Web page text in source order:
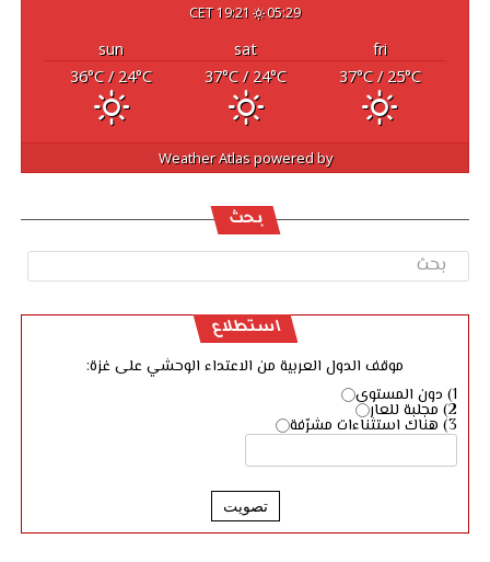
05:29
19:21 CET
fri
sat
sun
37°C/ 25°C
37°C/ 24°C
36°C/ 24°C
powered by
Weather Atlas
بحث
استطلاع
موقف الدول العربية من الاعتداء الوحشي على غزة:
1) دون المستوى
2) مجلبة للعار
3) هناك استثناءات مشرّفة
تصويت